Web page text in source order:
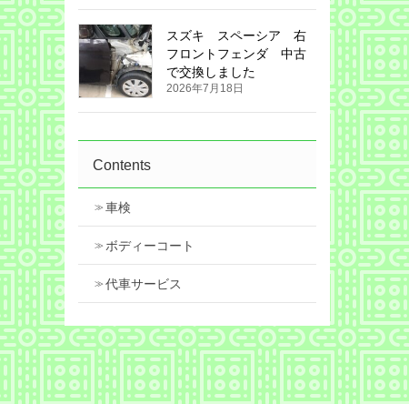
スズキ スペーシア 右
フロントフェンダ 中古
で交換しました
2026年7月18日
Contents
車検
ボディーコート
代車サービス